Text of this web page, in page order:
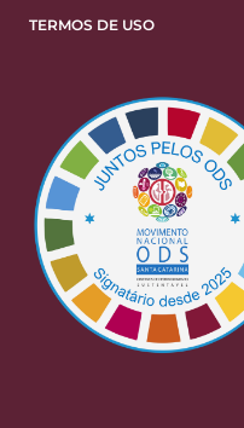
TERMOS DE USO